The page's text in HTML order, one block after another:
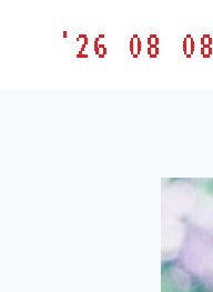
胶'26 08 08